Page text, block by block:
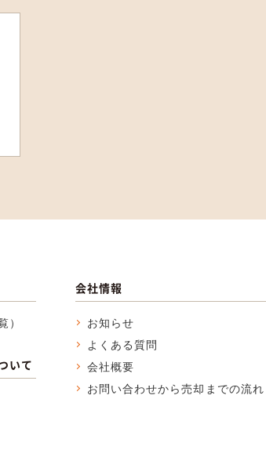
）
いて
会社情報
お知らせ
よくある質問
会社概要
お問い合わせから売却までの流れ